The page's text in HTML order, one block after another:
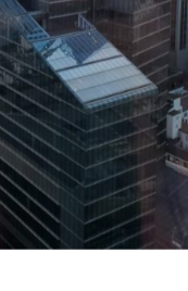
jest
in House – o